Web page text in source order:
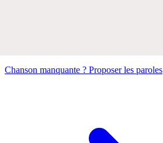
Chanson manquante ? Proposer les paroles